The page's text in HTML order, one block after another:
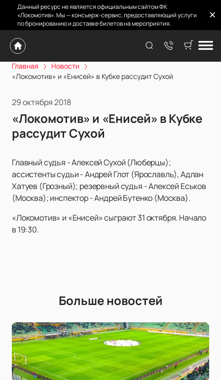
Данный ресурс не является официальным сайтом ФК
«Локомотив». Мы — консьерж-сервис, предоставляющий услуги
по бронированию и доставке билетов на мероприятия.
Главная
Новости
«Локомотив» и «Енисей» в Кубке рассудит Сухой
29 октября 2018
«Локомотив» и «Енисей» в Кубке
рассудит Сухой
Главный судья - Алексей Сухой (Люберцы);
ассистенты судьи - Андрей Глот (Ярославль), Адлан
Хатуев (Грозный); резервный судья - Алексей Еськов
(Москва); инспектор - Андрей Бутенко (Москва).
«Локомотив» и «Енисей» сыграют 31 октября. Начало
в 19:30.
Больше новостей